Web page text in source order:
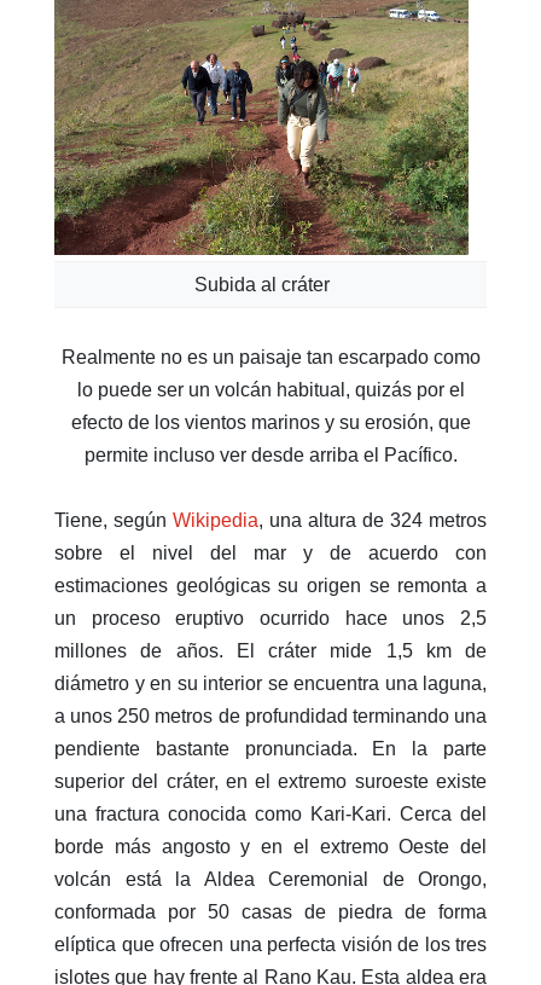
Subida al cráter
Realmente no es un paisaje tan escarpado como
lo puede ser un volcán habitual, quizás por el
efecto de los vientos marinos y su erosión, que
permite incluso ver desde arriba el Pacífico.
Tiene, según Wikipedia, una altura de 324 metros
sobre el nivel del mar y de acuerdo con
estimaciones geológicas su origen se remonta a
un proceso eruptivo ocurrido hace unos 2,5
millones de años. El cráter mide 1,5 km de
diámetro y en su interior se encuentra una laguna,
a unos 250 metros de profundidad terminando una
pendiente bastante pronunciada. En la parte
superior del cráter, en el extremo suroeste existe
una fractura conocida como Kari-Kari. Cerca del
borde más angosto y en el extremo Oeste del
volcán está la Aldea Ceremonial de Orongo,
conformada por 50 casas de piedra de forma
elíptica que ofrecen una perfecta visión de los tres
islotes que hay frente al Rano Kau. Esta aldea era